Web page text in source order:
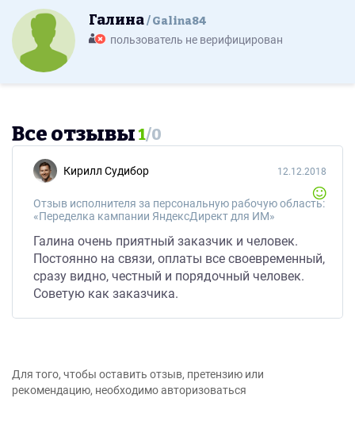
Галина Galina84
пользователь не верифицирован
Все отзывы1/0
Кирилл Судибор
Отзыв исполнителя за персональную рабочую область:
«Переделка кампании ЯндексДирект для ИМ»
12.12.2018
Галина очень приятный заказчик и человек.
Постоянно на связи, оплаты все своевременный,
сразу видно, честный и порядочный человек.
Советую как заказчика.
Для того, чтобы оставить отзыв, претензию или
рекомендацию, необходимо авторизоваться